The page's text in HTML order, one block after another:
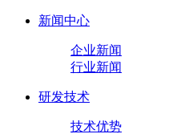
新闻中心
企业新闻
行业新闻
研发技术
技术优势